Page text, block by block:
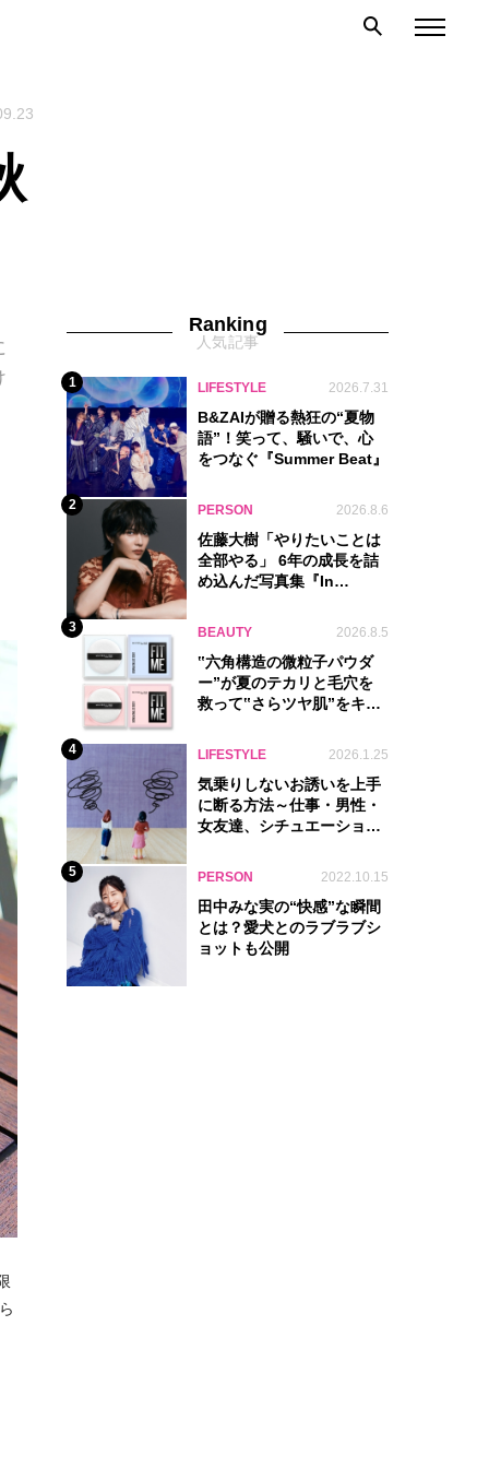
Ranking
人気記事
1 LIFESTYLE 2026.7.31
B&ZAIが贈る熱狂の“夏物
語”！笑って、騒いで、心
をつなぐ『Summer Beat』
2 PERSON 2026.8.6
佐藤大樹「やりたいことは
全部やる」 6年の成長を詰
め込んだ写真集『In
3 BEAUTY 2026.8.5
‟六角構造の微粒子パウダ
ー”が夏のテカリと毛穴を
救って‟さらツヤ肌”をキー
4 LIFESTYLE 2026.1.25
気乗りしないお誘いを上手
に断る方法～仕事・男性・
女友達、シチュエーション
5 PERSON 2022.10.15
田中みな実の“快感”な瞬間
とは？愛犬とのラブラブシ
ョットも公開